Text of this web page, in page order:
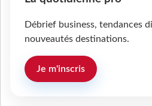
Débrief business, tendances
nouveautés destinations.
Je m'inscris